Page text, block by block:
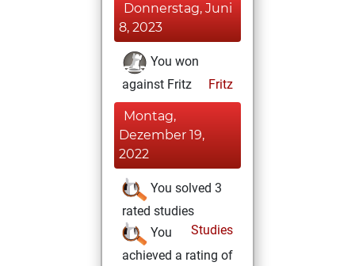
Donnerstag, Juni
8, 2023
You won
against Fritz
Fritz
Montag,
Dezember 19,
2022
You solved 3
rated studies
Studies
You
achieved a rating of